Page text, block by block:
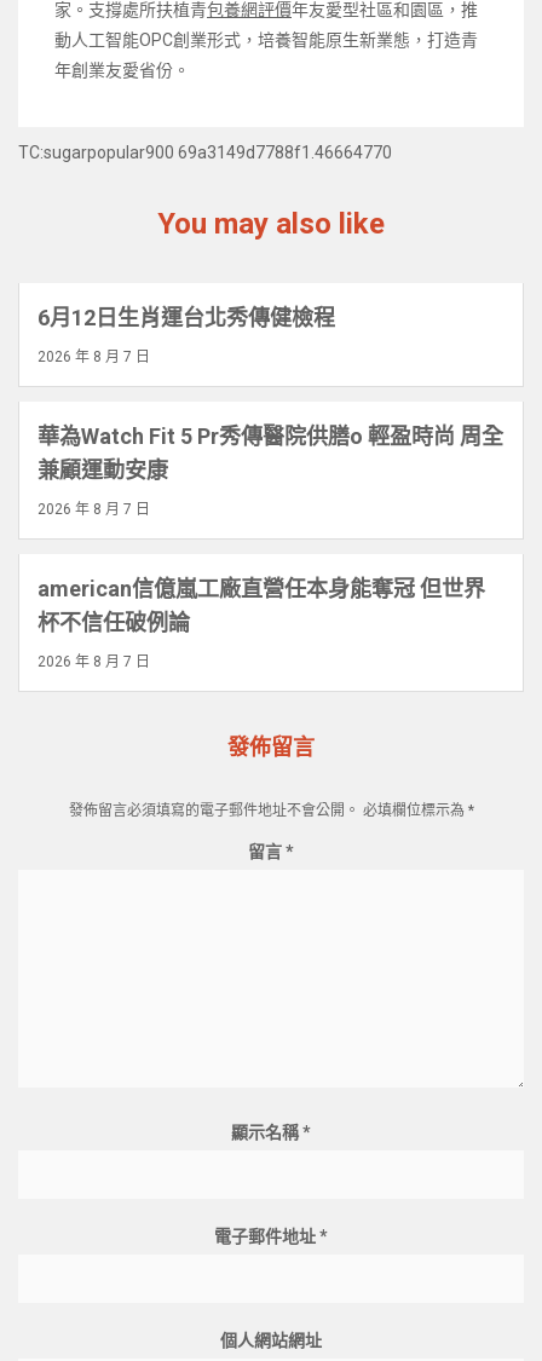
家。支撐處所扶植青包養網評價年友愛型社區和園區，推
動人工智能OPC創業形式，培養智能原生新業態，打造青
年創業友愛省份。
TC:sugarpopular900 69a3149d7788f1.46664770
You may also like
6月12日生肖運台北秀傳健檢程
2026 年 8 月 7 日
華為Watch Fit 5 Pr秀傳醫院供膳o 輕盈時尚 周全
兼顧運動安康
2026 年 8 月 7 日
american信億嵐工廠直營任本身能奪冠 但世界
杯不信任破例論
2026 年 8 月 7 日
發佈留言
發佈留言必須填寫的電子郵件地址不會公開。 必填欄位標示為 *
留言*
顯示名稱*
電子郵件地址*
個人網站網址